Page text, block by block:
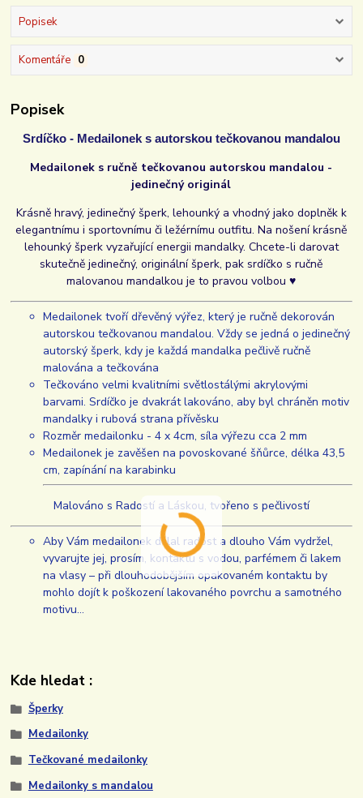
Popisek
Komentáře 0
Popisek
Srdíčko - Medailonek s autorskou tečkovanou mandalou
Medailonek s ručně tečkovanou autorskou mandalou -
jedinečný originál
Krásně hravý, jedinečný šperk, lehounký a vhodný jako doplněk k
elegantnímu i sportovnímu či ležérnímu outfitu. Na nošení krásně
lehounký šperk vyzařující energii mandalky. Chcete-li darovat
skutečně jedinečný, originální šperk, pak srdíčko s ručně
malovanou mandalkou je to pravou volbou ♥
Medailonek tvoří dřevěný výřez, který je ručně dekorován
autorskou tečkovanou mandalou. Vždy se jedná o jedinečný
autorský šperk, kdy je každá mandalka pečlivě ručně
malována a tečkována
Tečkováno velmi kvalitními světlostálými akrylovými
barvami. Srdíčko je dvakrát lakováno, aby byl chráněn motiv
mandalky i rubová strana přívěsku
Rozměr medailonku - 4 x 4cm, síla výřezu cca 2 mm
Medailonek je zavěšen na povoskované šňůrce, délka 43,5
cm, zapínání na karabinku
Malováno s Radostí a Láskou, tvořeno s pečlivostí
Aby Vám medailonek dělal radost a dlouho Vám vydržel,
vyvarujte jej, prosím, kontaktu s vodou, parfémem či lakem
na vlasy – při dlouhodobějším opakovaném kontaktu by
mohlo dojít k poškození lakovaného povrchu a samotného
motivu…
Kde hledat :
Šperky
Medailonky
Tečkované medailonky
Medailonky s mandalou